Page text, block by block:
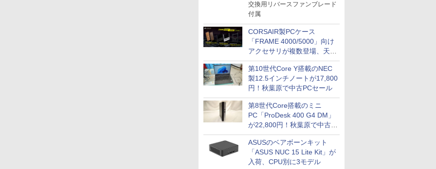
に単品パッケージ
交換用リバースファンブレード
付属
CORSAIR製PCケース
「FRAME 4000/5000」向け
アクセサリが複数登場、天然
木製パネルや背面コネクタ対
応トレイなど
第10世代Core Y搭載のNEC
製12.5インチノートが17,800
円！秋葉原で中古PCセール
第8世代Core搭載のミニ
PC「ProDesk 400 G4 DM」
が22,800円！秋葉原で中古
PCセール
ASUSのベアボーンキット
「ASUS NUC 15 Lite Kit」が
入荷、CPU別に3モデル